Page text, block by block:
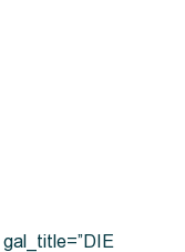
gal_title=”DIE